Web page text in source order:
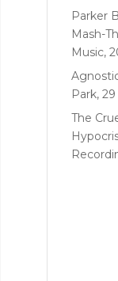
Parker
Mash-
Music,
Park,
The